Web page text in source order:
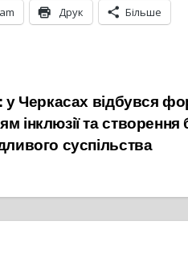
Друк Більше
у Черкасах відбувся
інклюзії та створення
суспільства